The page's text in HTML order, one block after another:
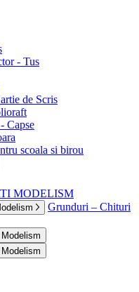
- Tus
de Scris
Capse
scoala si birou
MODELISM
Grunduri – Chituri